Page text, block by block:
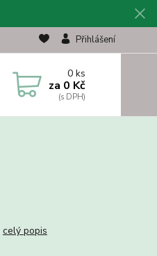
Přihlášení
0ks
za 0 Kč
celý popis